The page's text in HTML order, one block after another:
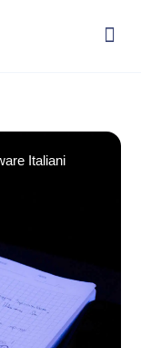
Italiani